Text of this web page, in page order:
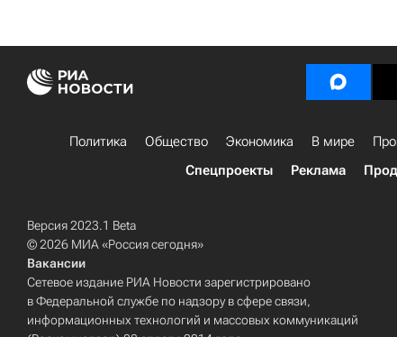
Политика Общество Экономика В мире
Спецпроекты
Реклама
Версия 2023.1 Beta
© 2026 МИА «Россия сегодня»
Вакансии
Сетевое издание РИА Новости зарегистрировано
в Федеральной службе по надзору в сфере связи,
информационных технологий и массовых коммуникаций